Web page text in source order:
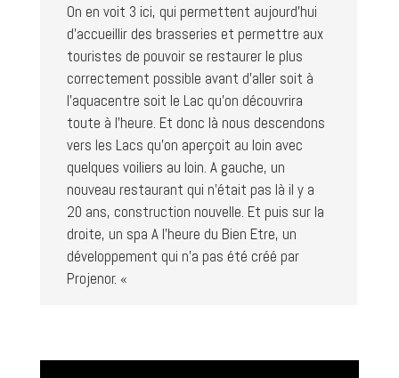
On en voit 3 ici, qui permettent aujourd’hui
d’accueillir des brasseries et permettre aux
touristes de pouvoir se restaurer le plus
correctement possible avant d’aller soit à
l’aquacentre soit le Lac qu’on découvrira
toute à l’heure. Et donc là nous descendons
vers les Lacs qu’on aperçoit au loin avec
quelques voiliers au loin. A gauche, un
nouveau restaurant qui n’était pas là il y a
20 ans, construction nouvelle. Et puis sur la
droite, un spa A l’heure du Bien Etre, un
développement qui n’a pas été créé par
Projenor. «